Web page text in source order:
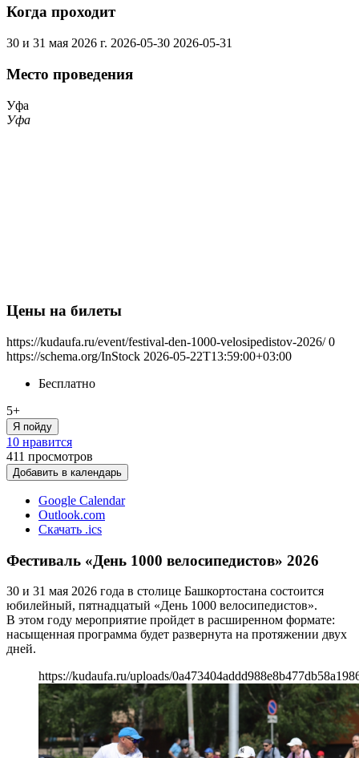
Когда проходит
30 и 31 мая 2026 г. 2026-05-30 2026-05-31
Место проведения
Уфа
Уфа
Цены на билеты
https://kudaufa.ru/event/festival-den-1000-velosipedistov-2026/ 0
https://schema.org/InStock 2026-05-22T13:59:00+03:00
Бесплатно
5+
Я пойду
10 нравится
411 просмотров
Добавить в календарь
Google Calendar
Outlook.com
Скачать .ics
Фестиваль «День 1000 велосипедистов» 2026
30 и 31 мая 2026 года в столице Башкортостана состоится
юбилейный, пятнадцатый «День 1000 велосипедистов».
В этом году мероприятие пройдет в расширенном формате:
насыщенная программа будет развернута на протяжении двух
дней.
https://kudaufa.ru/uploads/